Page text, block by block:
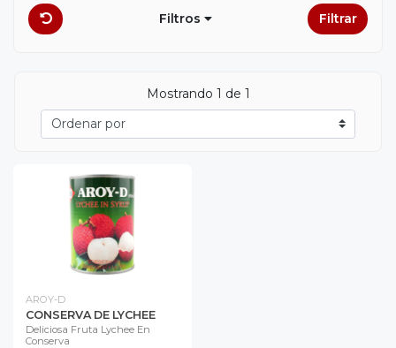
Filtros Filtrar
Mostrando 1 de 1
AROY-D
CONSERVA DE LYCHEE
Deliciosa Fruta Lychee En
Conserva